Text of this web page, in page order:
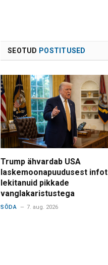
SEOTUD POSTITUSED
Trump ähvardab USA
laskemoonapuudusest infot
lekitanuid pikkade
vanglakaristustega
SÕDA 7. aug. 2026